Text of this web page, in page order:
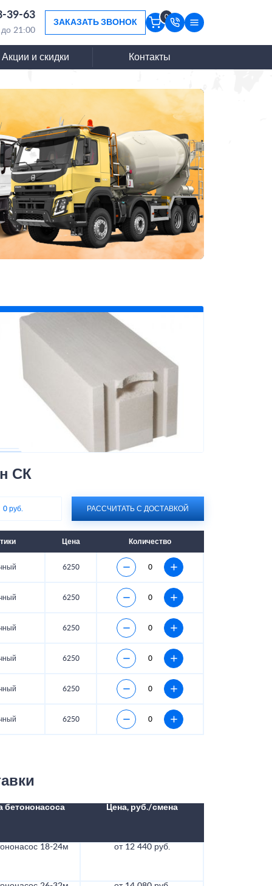
39-63
21:00
ЗАКАЗАТЬ ЗВОНОК
0
Акции и скидки Контакты
СК
0 руб. РАССЧИТАТЬ С ДОСТАВКОЙ
Цена Количество
6250
6250
6250
6250
6250
6250
бетононасоса Цена, руб./смена
18-24м от 12 440 руб.